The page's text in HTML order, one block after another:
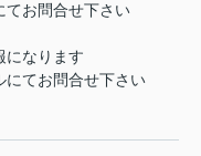
お問合せ下さい
になります
にてお問合せ下さい